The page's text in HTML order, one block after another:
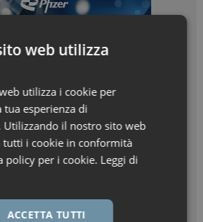
web utilizza
utilizza i cookie per
esperienza di
Utilizzando il nostro sito web
tutti i cookie in conformità
policy per i cookie. Leggi di
ACCETTA TUTTI